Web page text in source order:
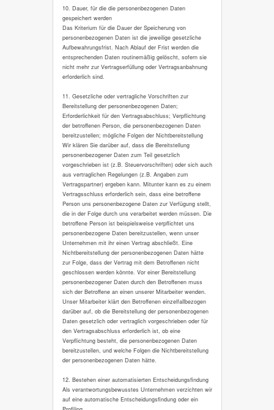
10. Dauer, für die die personenbezogenen Daten
gespeichert werden
Das Kriterium für die Dauer der Speicherung von
personenbezogenen Daten ist die jeweilige gesetzliche
Aufbewahrungsfrist. Nach Ablauf der Frist werden die
entsprechenden Daten routinemäßig gelöscht, sofern sie
nicht mehr zur Vertragserfüllung oder Vertragsanbahnung
erforderlich sind.
11. Gesetzliche oder vertragliche Vorschriften zur
Bereitstellung der personenbezogenen Daten;
Erforderlichkeit für den Vertragsabschluss; Verpflichtung
der betroffenen Person, die personenbezogenen Daten
bereitzustellen; mögliche Folgen der Nichtbereitstellung
Wir klären Sie darüber auf, dass die Bereitstellung
personenbezogener Daten zum Teil gesetzlich
vorgeschrieben ist (z.B. Steuervorschriften) oder sich auch
aus vertraglichen Regelungen (z.B. Angaben zum
Vertragspartner) ergeben kann. Mitunter kann es zu einem
Vertragsschluss erforderlich sein, dass eine betroffene
Person uns personenbezogene Daten zur Verfügung stellt,
die in der Folge durch uns verarbeitet werden müssen. Die
betroffene Person ist beispielsweise verpflichtet uns
personenbezogene Daten bereitzustellen, wenn unser
Unternehmen mit ihr einen Vertrag abschließt. Eine
Nichtbereitstellung der personenbezogenen Daten hätte
zur Folge, dass der Vertrag mit dem Betroffenen nicht
geschlossen werden könnte. Vor einer Bereitstellung
personenbezogener Daten durch den Betroffenen muss
sich der Betroffene an einen unserer Mitarbeiter wenden.
Unser Mitarbeiter klärt den Betroffenen einzelfallbezogen
darüber auf, ob die Bereitstellung der personenbezogenen
Daten gesetzlich oder vertraglich vorgeschrieben oder für
den Vertragsabschluss erforderlich ist, ob eine
Verpflichtung besteht, die personenbezogenen Daten
bereitzustellen, und welche Folgen die Nichtbereitstellung
der personenbezogenen Daten hätte.
12. Bestehen einer automatisierten Entscheidungsfindung
Als verantwortungsbewusstes Unternehmen verzichten wir
auf eine automatische Entscheidungsfindung oder ein